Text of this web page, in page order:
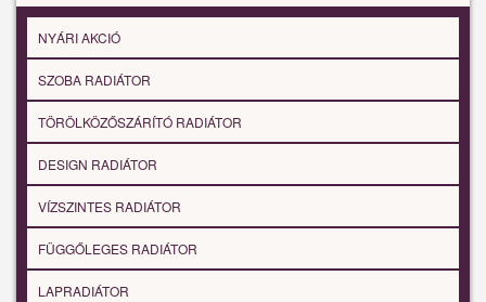
NYÁRI AKCIÓ
SZOBA RADIÁTOR
TÖRÖLKÖZŐSZÁRÍTÓ RADIÁTOR
DESIGN RADIÁTOR
VÍZSZINTES RADIÁTOR
FÜGGŐLEGES RADIÁTOR
LAPRADIÁTOR